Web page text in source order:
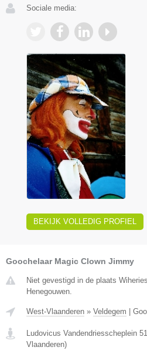
Sociale media:
BEKIJK VOLLEDIG PROFIEL
Goochelaar Magic Clown Jimmy
Niet gevestigd in de plaats
Henegouwen.
West-Vlaanderen » Veldegem |
Ludovicus Vandendriesscheplein 51
Vlaanderen)